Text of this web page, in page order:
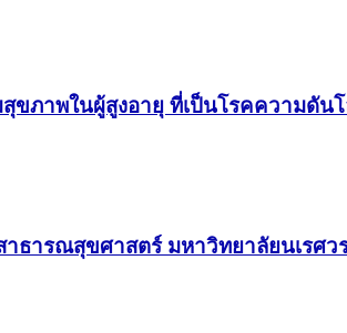
ขภาพในผู้สูงอายุ ที่เป็นโรคความดั
ธารณสุขศาสตร์ มหาวิทยาลัยนเรศว